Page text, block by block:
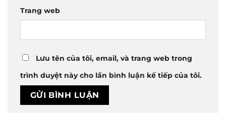
Trang web
Lưu tên của tôi, email, và trang web trong
trình duyệt này cho lần bình luận kế tiếp của tôi.